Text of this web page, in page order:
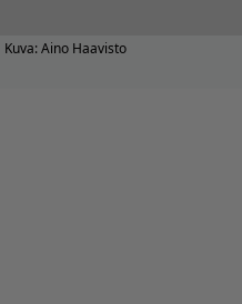
Kuva: Aino Haavisto